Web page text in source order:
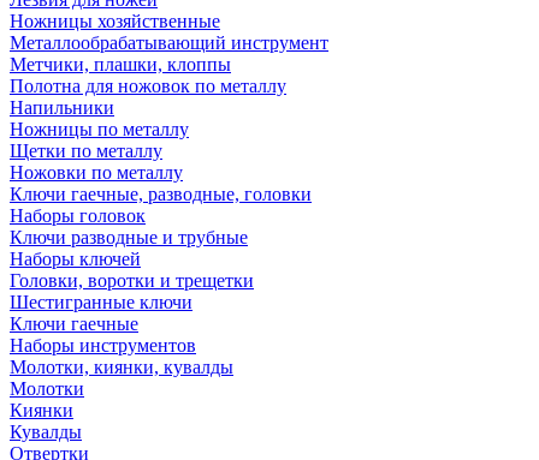
Ножницы хозяйственные
Металлообрабатывающий инструмент
Метчики, плашки, клоппы
Полотна для ножовок по металлу
Напильники
Ножницы по металлу
Щетки по металлу
Ножовки по металлу
Ключи гаечные, разводные, головки
Наборы головок
Ключи разводные и трубные
Наборы ключей
Головки, воротки и трещетки
Шестигранные ключи
Ключи гаечные
Наборы инструментов
Молотки, киянки, кувалды
Молотки
Киянки
Кувалды
Отвертки